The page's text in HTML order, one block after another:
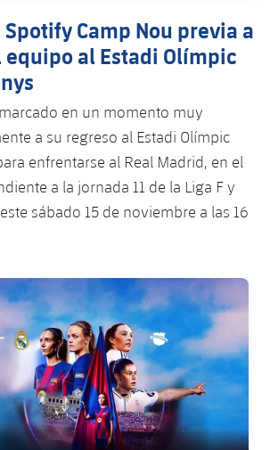
general
en silla de ruedas
Masculino
Femenino
Patinaje
Camp Nou previa a
al Estadi Olímpic
en un momento muy
a su regreso al Estadi Olímpic
enfrentarse al Real Madrid, en el
a la jornada 11 de la Liga F y
sábado 15 de noviembre a las 16